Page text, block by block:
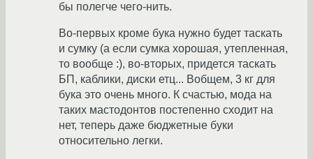
бы полегче чего-нить.
Во-первых кроме бука нужно будет таскать
и сумку (а если сумка хорошая, утепленная,
то вообще :), во-вторых, придется таскать
БП, каблики, диски етц... Вобщем, 3 кг для
бука это очень много. К счастью, мода на
таких мастодонтов постепенно сходит на
нет, теперь даже бюджетные буки
относительно легки.